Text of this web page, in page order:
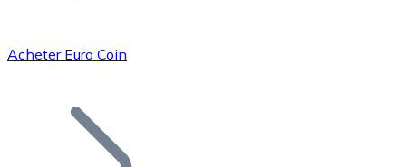
Bitcoin
Acheter Euro Coin